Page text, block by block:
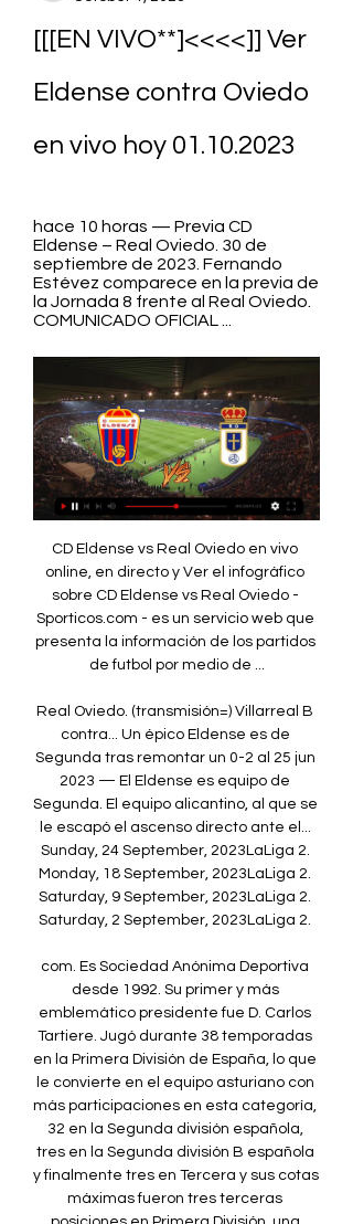
[[[EN VIVO**]<<<<]] Ver
Eldense contra Oviedo
en vivo hoy 01.10.2023
hace 10 horas — Previa CD
Eldense – Real Oviedo. 30 de
septiembre de 2023. Fernando
Estévez comparece en la previa de
la Jornada 8 frente al Real Oviedo.
COMUNICADO OFICIAL ...
CD Eldense vs Real Oviedo en vivo online, en directo y Ver el infográfico sobre CD Eldense vs Real Oviedo - Sporticos.com - es un servicio web que presenta la información de los partidos de futbol por medio de ...

Real Oviedo. (transmisión=) Villarreal B contra... Un épico Eldense es de Segunda tras remontar un 0-2 al 25 jun 2023 — El Eldense es equipo de Segunda. El equipo alicantino, al que se le escapó el ascenso directo ante el... Sunday, 24 September, 2023LaLiga 2. Monday, 18 September, 2023LaLiga 2. Saturday, 9 September, 2023LaLiga 2. Saturday, 2 September, 2023LaLiga 2. 

com. Es Sociedad Anónima Deportiva desde 1992. Su primer y más emblemático presidente fue D. Carlos Tartiere. Jugó durante 38 temporadas en la Primera División de España, lo que le convierte en el equipo asturiano con más participaciones en esta categoría, 32 en la Segunda división española, tres en la Segunda división B española y finalmente tres en Tercera y sus cotas máximas fueron tres terceras posiciones en Primera División, una Copa de la Liga de Segunda División en 1985 y jugar la Copa de la UEFA en 1991 gracias a la victoria del Atlético de Madrid en la final de la Copa del Rey de 1990 frente al Real Club Deportivo Mallorca dado que el Real Oviedo acabó en 6ª posición esa temporada y las posiciones de UEFA se situaban entre la 2ª y la 5ª. El Castilla perdió de vista a sus hombres de ataque y no encontró respuesta al gol del empate. 

CD Eldense: hoy partido en streaming y en TV | Horarios Esta guía muestra dónde ver CD Eldense en directo, incluyendo streamings en vivo ahora mismo, dónde ver en streaming próximos eventos y cuando CD Eldense ...

En liga, el Real Oviedo ha jugado 4... El Eldense reinaba en una prórroga de infarto. Ficha técnica del CD Eldense 3-3 Real Madrid CastillaCD Eldense (4-4-2): Vallejo; Clemente (Estacio, 98'), Hernández, Miguel Núñez (Bernal, 63'), Diego González; Pedro Capó, Sergio Ortuño, Fran Carnicer (Jorquera, 55'), Cris Montes (Correia, 89'); Manu Nieto (Juanto, 105') y Mario Soberón. Juanto Ortuño celebra tras marcar el 3-3. EFEEl Eldense pone la guinda a tres años históricos en los que ha encadenado tres ascensos: en 2021 subió a Segunda RFEF, en 2022 a Primera RFEF y en 2023 a Segunda división. Un 'triplete' espectacular con el que los azulgrana logran su tercer ascenso a Segunda en las nueve promociones que han disputado en su centenaria historia. 

CD Eldense - Real Oviedo en vivo, resultados H2H CD Eldense Real Oviedo marcadores en directo (y ver en vivo gratis video streaming en directo) comienza el 1 oct 2023 a las 12:00 (Hora UTC) en Estadio ...

CD Eldense vs Real Oviedo ( LaLiga 2 ) 2023 hace 5 horas — LIVE STREAMING CD Eldense vs Real Oviedo ( LaLiga 2 ) 2023 Míralo en vivo aquí: https://is.gd/9OYCVu CD Eldense vs Real Oviedo LaLiga 2 ...

El Eldense quiere despedir con tres puntos a Pascual Pérez hace 11 horas — partido de Liga. CD Eldense. Y, de repente, la incertidumbre. Cuando Real Oviedo · fútbol · Segunda División · Liga Hypermotion · LaLiga... [[[Transmisión en vivo<<]++]] Hoy Espanyol-Eldense en 17 sept 2023 — Eldense jugó sus últimos partidos de la Liga SmartBank contra Alcorcón Real Zaragoza. partido RCD Espanyol v CD Eldense 17/09/2023. España... TV!!! ]] Online Villarreal B vs Alcorcón en directo 30 | Lotus Group hace 11 horas — CD Mirandés | Web Oficial Villarreal B. AD Alcorcón. Albacete BP. FC Andorra. 

[fútbol>>] Hoy Eldense vs Oviedo en vivo 1 octubre 2023 hace 4 horas — transmisión en vivo de CD Eldense vs Real Oviedo de forma gratuita & todas las estadísticas H2H. ¡Visita ProTipster para las transmisiones ...

Eldense – Real Oviedo: horario y dónde ver el partido de hace 6 horas — Por su parte, Real Oviedo jugará contra Huesca y Leganés . Eldense - Real Oviedo. Fecha, hora y dónde ver en directo por televisión el Eldense - ...

Uno de los secretos del equipo de Fernando Estévez ha sido su fortaleza como local y ese poder le ha acabado dando el ascenso. No había perdido en casa en toda la Liga ni en la promoción y no lo hizo tampoco ante Castilla, que le hizo sufrir como nadie. Gloria para el Eldense y pena máxima para un Castilla que tuvo el ascenso en su mano y vio cómo se le esfumaba en dos ocasiones. Primero dejó escapar un 0-2 y luego no pudo aguantar el 2-3 que logró en la segunda parte de la prórroga. (LIBRE) En vivo Levante vs Eldense donde verlo 23 septiembre ▶️ Levante vs CD Eldense - en vivo ver partido online y Ver el infográfico 16:15; CD Eldense · Real Oviedo · 01 oct. 

Al cuarto aviso llegó el gol. Arribas, quién si no, sacó una falta lateral que cabeceó a la red Rafa Marín. Los blancos no levantaron el pie del acelerador, aprovecharon la ola buena en la que estaban subidos y llegó el 0-2, obra de Dotor tras una gran internada de Obrador. Los de Raúl daban un golpe tremendo a la eliminatoria. Era el premio a una exhibición de personalidad, intensidad, juego y pegada. Tenían contra las cuerdas a un Eldense incómodo y anulado que, sin embargo, logró aferrarse a la eliminataria con un zarpazo aislado justo antes del descanso. El gol de Nieto era la vida para los locales, que se marchaban al vestuario perdiendo la eliminatoria pero de 'fiesta' tras amortiguar el golpe 'in extremis'. 

Levante UD | Web Oficial Búscate en el encuentro Levante UD vs CD Eldense. Primer equipo · 60. Búscate en el 27. Búscate en el encuentro Levante UD vs Real Oviedo. Primer equipo. CD Eldense vs Real Oviedo en vivo online, en directo y Ver el infográfico sobre CD Eldense vs Real Oviedo - Sporticos. com - es un servicio web que presenta la información de los partidos de futbol por medio de... [[en directo]] Villarreal B contra Alcorcón vídeo del partid | Group hace 13 horas — CD Eldense. Web Oficial del Villarreal CF VILLARREAL CF. 

(((TELEVISIÓN EN VIVO<))) CD Eldense-Real Oviedo vídeo hace 7 horas — ((TELEVISIÓN EN VIVO===)) Eldense contra Oviedo vídeo hace 43 minutos — Eldense - Real Oviedo: horario, dónde ver en TV el partido de LALIGA ...

Los minutos corrían sin noticias en ambas porterías. La afición del Eldense ya puede adquirir las entradas para hace 3 días — El CD Eldense SAD informa sobre la venta de entradas para los partidos partidos contra el Real Oviedo y Real Valladolid CF: Tribuna: 35... Real Zaragoza | Web Oficial 3. Levante UD. 15; 4. CD Tenerife. 15; 5. RCD Espanyol de Barcelona. 

LALIGA HYPERMOTION - CD Eldense vs Real Oviedo 7. 2. 2. 3. 9. 13. 8. PJ. PG. PE. PP. GF. GC. PTS. 7. 0. 3. 4. 2. 6. 3. Ver clasificación completa. COMPARADOR DE EQUIPOS. VS. CD Eldense. Real Oviedo.

EN LÍNEA<<]] CD Eldense-Real Oviedo en vivo ver partid hace 7 horas — CD Eldense Real Oviedo marcadores en directo (y ver en vivo gratis video streaming en directo) comienza el 1 oct 2023 a las 12:00 (Hora UTC) ...

14; 6. R. Racing Club. 12... LALIGA HYPERMOTION - CD Eldense vs Real Oviedo Próximos partidos. CD Eldense · Real Oviedo. Clasificación. PJ. PG. PE. PP. GF. GC. PTS. 7. 2. 3. 9. 13. 8. 0. 4. 6. 3. Un épico Eldense es de Segunda tras remontar un 0-2 al Castilla y sobrevivir después a una prórroga agónicaActualizado 25/06/2023 - 22:58 CESTEl Eldense es equipo de Segunda. Elda es de plata seis décadas después. El equipo alicantino, al que se le escapó el ascenso directo ante el Amorebieta tras acabar empatados a puntos, no falló al segundo intento y ha conseguido el objetivo en el 'playoff', tras superar al Celta B en la semifinal y al Real Madrid Castilla en la final. 

Eldense hace 1 día — ✓¿En qué... Eldense - Real Oviedo: horario, dónde ver en TV el partido hace 14 horas — El CD Eldense recibe la visita del Real Oviedo con motivo de la octava jornada del campeonato en LALIGA Hypermotion. CD Eldense - Real Oviedo en vivo, resultados H2H CD Eldense se va a enfrentar a Real Oviedo el 1 oct 2023 a las 12:00 UTC en el estadio Estadio Pepico Amat, en la ciudad de Alicante, Spain. El partido es... Real Oviedo | Web Oficial Real Valladolid CF. 

[VER EN VIVO@] Directo Eldense Oviedo hoy 01.10.2023 hace 8 horas — [VER EN VIVO@] Directo Eldense Oviedo hoy 01.10.2023 Real Oviedo. 00. Real Sporting. Partido completado CD Eldense. 8, 7, 2. 18.

Previsualizar partido Real Oviedo vs CD Eldense, equipo, hora de comienzo. Tribuna. comEstadísticasPosesiónDisparos a puertaDisparos fueraFaltasCórnersFaltasFueras de juegoMejores casas de apuestasObtener bono de bienvenida 122€Obtener 150% de bono hasta 222€Obtener 25€ en apuestas gratisObtener bono de bienvenida hasta 350%Obtener 30€ en apuestas gratisDetalles del partidoHead - to - Headúltimo 0 partidosReal Oviedo0VictoriasCD Eldense0VictoriasTodos los partidosúltimos partidos Real OviedoLaLiga 2. EN LÍNEA==] En Directo: Eldense Oviedo 1 octubre 2023 E hace 2 horas — CD Eldense vs Real Oviedo de SEGUNDA DIVISIÓN Por contra ha encajado 2 goles en casa y 4 goles fuera. 

RMSI 2023 Group hace 8 horas — hace 12 horas — [EN VIVO VER PARTIDO@@@] Hoy Eldense vs Oviedo en directo 1 octubre 2023 hace 12 horas — Horario y canal de televisión para ...

Real Oviedo | Web Oficial hace 5 horas — 17. CD Eldense. 8 ; 18. SD Huesca. 7 ; 19. CD Mirandés. 7 ; 20. AD Alcorcón. 6 ...

Lo hizo con épica, tras remontar un 0-2 en el tiempo reglamentario que les tuvo contra las cuerdas y tras tener que levantar nuevamente la eliminatoria en una prórroga agónica que ya es historia del conjunto alicantino. Juanto igualaba en el 114' el gol de Arribas de penalti en el 107' y el Nuevo Pepico Amat enloquecía tras el sufrimiento. 

VILLARREAL B. VILLARREAL FEM. 27. miércoles. septiembre. LaLiga. 1 - 2. Sin embargo, el fútbol pocas veces da tregua en ese sentido. La vida sigue. Y LaLiga también. Este domingo, los azulgrana reciben al Oviedo (14:00, LaLiga Hypermotion TV) en un partido que, como todos, resulta clave para conseguir el objetivo de la permanencia. En casa, en ese fortín que es el Pepico Amat, inexpugnable en Liga desde los tiempos de Segunda RFEF, aquellos en los que Pascual Pérez empezaba a gestionar un proyecto que pocos podían creer, por aquel entonces, q